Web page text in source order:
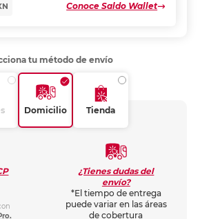
Conoce Saldo Wallet
tu método de envío
Domicilio Tienda
¿Tienes dudas del
envío?
*El tiempo de entrega
puede variar en las áreas
de cobertura